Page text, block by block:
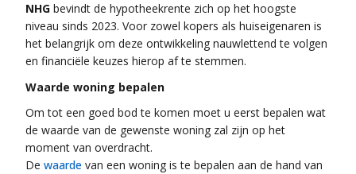
NHG bevindt de hypotheekrente zich op het hoogste
niveau sinds 2023. Voor zowel kopers als huiseigenaren is
het belangrijk om deze ontwikkeling nauwlettend te volgen
en financiële keuzes hierop af te stemmen.
Waarde woning bepalen
Om tot een goed bod te komen moet u eerst bepalen wat
de waarde van de gewenste woning zal zijn op het
moment van overdracht.
De waarde van een woning is te bepalen aan de hand van